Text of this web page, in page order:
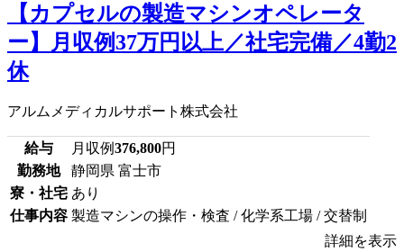
【カプセルの製造マシンオペレータ
ー】月収例37万円以上／社宅完備／4勤2
休
アルムメディカルサポート株式会社
給与 月収例376,800円
勤務地
静岡県 富士市
寮・社宅 あり
仕事内容 製造マシンの操作・検査 / 化学系工場 / 交替制
詳細を表示